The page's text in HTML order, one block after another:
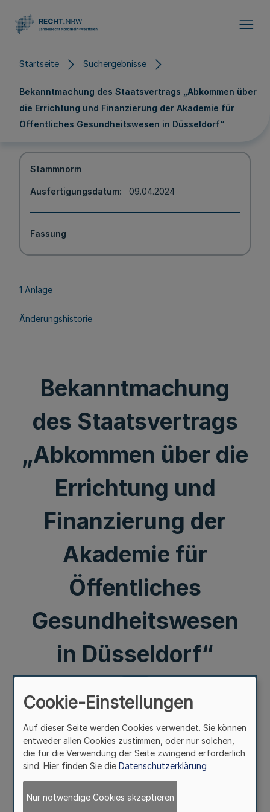
Startseite Suchergebnisse
Bekanntmachung des Staatsvertrags „Abkommen über
die Errichtung und Finanzierung der Akademie für
Öffentliches Gesundheitswesen in Düsseldorf“
Stammnorm
Ausfertigungsdatum 09.04.2024
Fassung
1 Anlage
Änderungshistorie
Bekanntmachung
des Staatsvertrags
„Abkommen über die
Errichtung und
Finanzierung der
Akademie für
Öffentliches
Gesundheitswesen
in Düsseldorf“
Vom 9. April 2024
am 20. März 2024 gemäß Artikel 66 Satz 2 der
Cookie-Einstellungen
Auf dieser Seite werden Cookies verwendet. Sie können
entweder allen Cookies zustimmen, oder nur solchen,
die für die Verwendung der Seite zwingend erforderlich
sind. Hier finden Sie die Datenschutzerklärung
Nur notwendige Cookies akzeptieren